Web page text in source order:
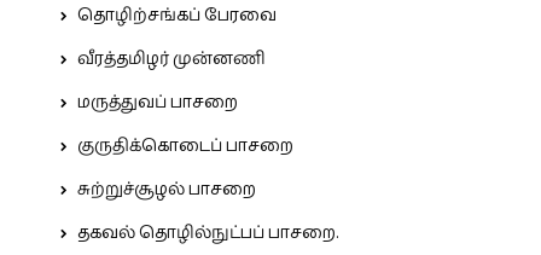
தொழிற்சங்கப் பேரவை
வீரத்தமிழர் முன்னணி
மருத்துவப் பாசறை
குருதிக்கொடைப் பாசறை
சுற்றுச்சூழல் பாசறை
தகவல் தொழில்நுட்பப் பாசறை.